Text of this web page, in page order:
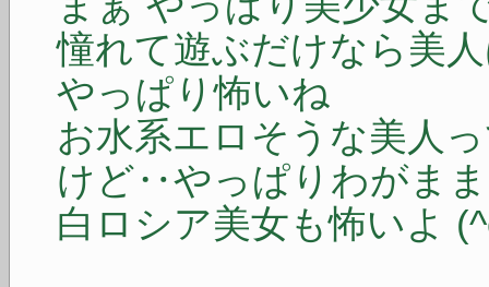
憧れて遊ぶだけなら美
やっぱり怖いね
お水系エロそうな美人
けど‥やっぱりわがま
白ロシア美女も怖いよ